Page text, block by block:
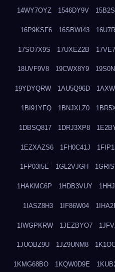
14WY7OYZ 1546DY9V
16P9KSF6 16SBWI43
17SO7X9S 17UXEZ2B
18UVF9V8 19CWX8Y9
19YDYQRW 1AU5Q96D
1BI91YFQ 1BNJXLZ0
1DBSQ817 1DRJ3XP8
1EZXAZS6 1FH0C41J
1FP03I5E 1GL2VJGH
1HAKMC6P 1HDB3VUY
1IASZ8H3 1IF86W04
1IWGPKRW 1JEZBYO7
1JUOBZ9U 1JZ9UNM8
1KMG68BO 1KQW0D9E